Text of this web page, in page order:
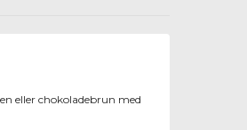
eller chokoladebrun med